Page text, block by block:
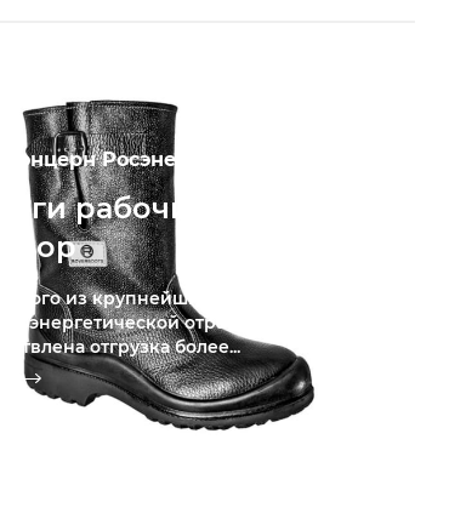
Росэнергоатом»
рабочие и ботинки
Бор
из крупнейших предприятий
отрасли России
отгрузка более...